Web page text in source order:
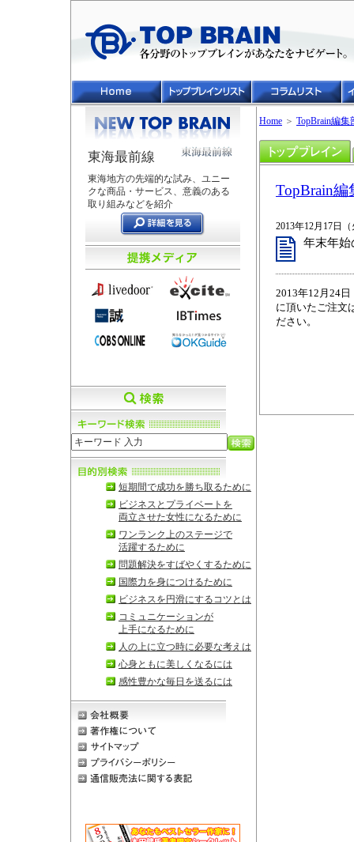
東海最前線
東海地方の先端的な試み、ユニー
クな商品・サービス、意義のある
取り組みなどを紹介
短期間で成功を勝ち取るために
ビジネスとプライベートを
両立させた女性になるために
ワンランク上のステージで
活躍するために
問題解決をすばやくするために
国際力を身につけるために
ビジネスを円滑にするコツとは
コミュニケーションが
上手になるために
人の上に立つ時に必要な考えは
心身ともに美しくなるには
感性豊かな毎日を送るには
Home ＞ TopBrain編集
TopBrain編
2013年12月17日
年末年始
2013年12月24
に頂いたご注文
ださい。